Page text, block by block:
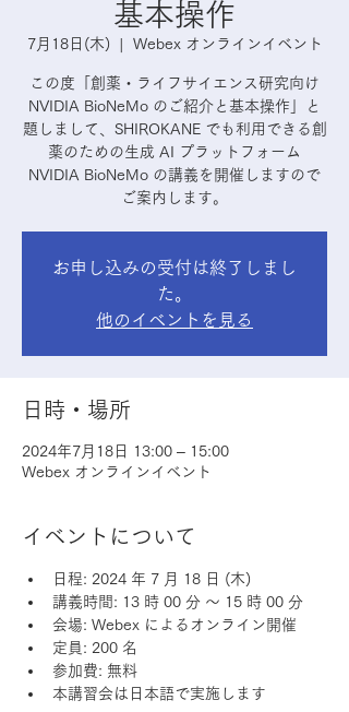
基本操作
7月18日(木) Webex オンラインイベント
この度「創薬・ライフサイエンス研究向け
NVIDIA BioNeMo のご紹介と基本操作」と
題しまして、SHIROKANE でも利用できる創
薬のための生成 AI プラットフォーム
NVIDIA BioNeMo の講義を開催しますので
ご案内します。
お申し込みの受付は終了しまし
た。
他のイベントを見る
日時・場所
2024年7月18日 13:00 – 15:00
Webex オンラインイベント
イベントについて
日程: 2024 年 7 月 18 日 (木)
講義時間: 13 時 00 分 ～ 15 時 00 分
会場: Webex によるオンライン開催
定員: 200 名
参加費: 無料
本講習会は日本語で実施します